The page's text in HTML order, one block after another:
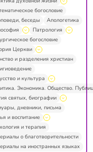
богословие
беседы
Апологетика
Патрология
богословие
Церкви
и разделения христиан
и культура
Экономика. Общество.
святых, биографии
дневники, письма
и воспитание
и терапия
о благотворительности
на иностранных языках